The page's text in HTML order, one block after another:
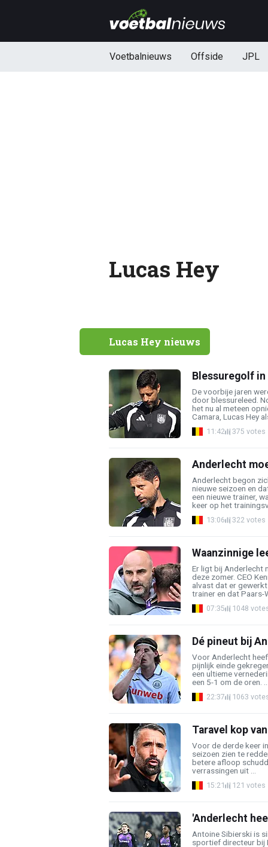
Voetbalnieuws Offside JPL
Lucas Hey
Lucas Hey nieuws
Blessuregolf
De voorbije jaren
door blessureleed.
het nu al meteen
Camara, Lucas Hey
11:42 375 votes
Anderlecht
Anderlecht begon
nieuwe seizoen en
een nieuwe trainer,
keer op het
13:06 322 votes
Waanzinnige
Er ligt bij Anderlecht
deze zomer. CEO
alvast dat er
trainer en dat Paars-
07:35 1048
Dé pineut bij
Voor Anderlecht
pijnlijk einde
een ultieme
een 5-1 om de oren.
22:37 1063
Taravel kop
Voor de derde keer
seizoen zien te
betere afloop
verrassingen uit ...
15:21 121 votes
'Anderlecht
Antoine Sibierski is
sportief directeur bij